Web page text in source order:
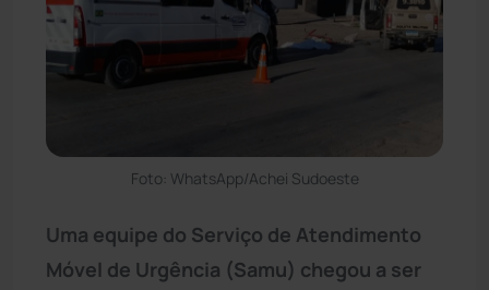
Foto: WhatsApp/Achei Sudoeste
Uma equipe do Serviço de Atendimento
Móvel de Urgência (Samu) chegou a ser